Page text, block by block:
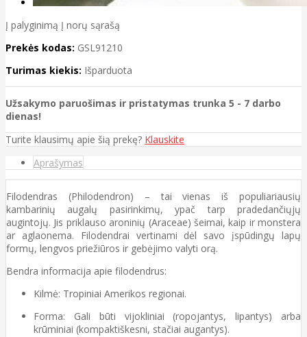
Į palyginimą Į norų sąrašą
Prekės kodas: GSL91210
Turimas kiekis: Išparduota
Užsakymo paruošimas ir pristatymas trunka 5 - 7 darbo
dienas!
Turite klausimų apie šią prekę? Klauskite
Aprašymas
Filodendras (Philodendron) – tai vienas iš populiariausių
kambarinių augalų pasirinkimų, ypač tarp pradedančiųjų
augintojų. Jis priklauso aroninių (Araceae) šeimai, kaip ir monstera
ar aglaonema. Filodendrai vertinami dėl savo įspūdingų lapų
formų, lengvos priežiūros ir gebėjimo valyti orą.
Bendra informacija apie filodendrus:
Kilmė: Tropiniai Amerikos regionai.
Forma: Gali būti vijokliniai (ropojantys, lipantys) arba
krūminiai (kompaktiškesni, stačiai augantys).